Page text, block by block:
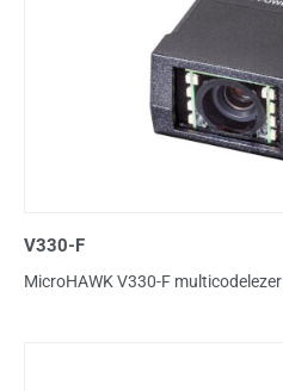
V330-F
MicroHAWK V330-F multicodelezer